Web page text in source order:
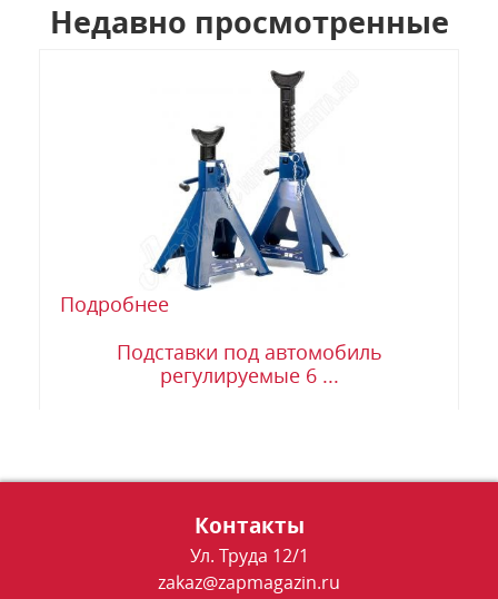
Недавно просмотренные
Подробнее
Подставки под автомобиль
регулируемые 6 ...
Контакты
Ул. Труда 12/1
zakaz@zapmagazin.ru